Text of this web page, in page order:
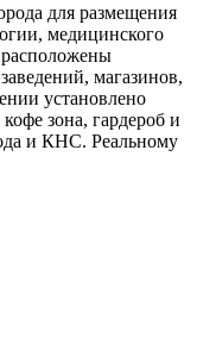
для размещения
медицинского
магазинов,
установлено
зона, гардероб и
и КНС. Реальному